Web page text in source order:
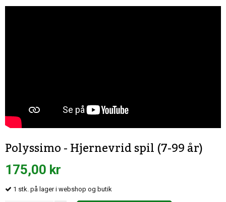
Polyssimo - Hjernevrid spil (7-99 år)
175,00 kr
1 stk. på lager i webshop og butik